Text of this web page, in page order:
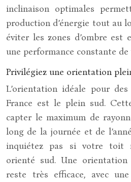
inclinaison optimales
production d’énergie tout au
éviter les zones d’ombre est
une performance constante de
Privilégiez une orientation
L’orientation idéale pour
France est le plein sud.
capter le maximum de
long de la journée et de
inquiétez pas si votre toit
orienté sud. Une
reste très efficace, avec